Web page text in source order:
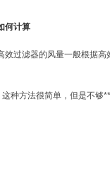
何计算
：高效过滤器的风量一般
很简单，但是不够**